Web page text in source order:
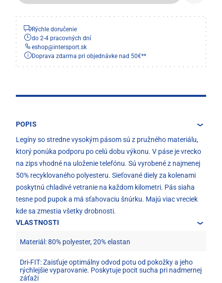
Rýchle doručenie
do 2-4 pracovných dní
eshop@intersport.sk
Doprava zdarma pri objednávke nad 50€**
POPIS
Legíny so stredne vysokým pásom sú z pružného materiálu,
ktorý ponúka podporu po celú dobu výkonu. V páse je vrecko
na zips vhodné na uloženie telefónu. Sú vyrobené z najmenej
50% recyklovaného polyesteru. Sieťované diely za kolenami
poskytnú chladivé vetranie na každom kilometri. Pás siaha
tesne pod pupok a má sťahovaciu šnúrku. Majú viac vreciek
kde sa zmestia všetky drobnosti.
VLASTNOSTI
Materiál: 80% polyester, 20% elastan
Dri-FIT: Zaisťuje optimálny odvod potu od pokožky a jeho
rýchlejšie vyparovanie. Poskytuje pocit sucha pri nadmernej
záťaži